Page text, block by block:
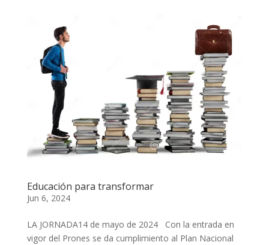
Educación para transformar
Jun 6, 2024
LA JORNADA14 de mayo de 2024 Con la entrada en
vigor del Prones se da cumplimiento al Plan Nacional